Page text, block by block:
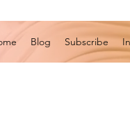
Blog Subscribe